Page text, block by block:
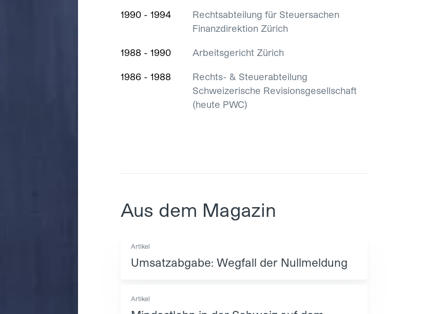
1990 - 1994
Rechtsabteilung für Steuersachen
Finanzdirektion Zürich
1988 - 1990 Arbeitsgericht Zürich
1986 - 1988
Rechts- & Steuerabteilung
Schweizerische Revisionsgesellschaft
(heute PWC)
Aus dem Magazin
Artikel
Umsatzabgabe: Wegfall der Nullmeldung
Artikel